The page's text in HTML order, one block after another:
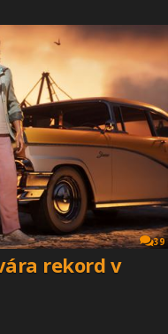
39
rekord v